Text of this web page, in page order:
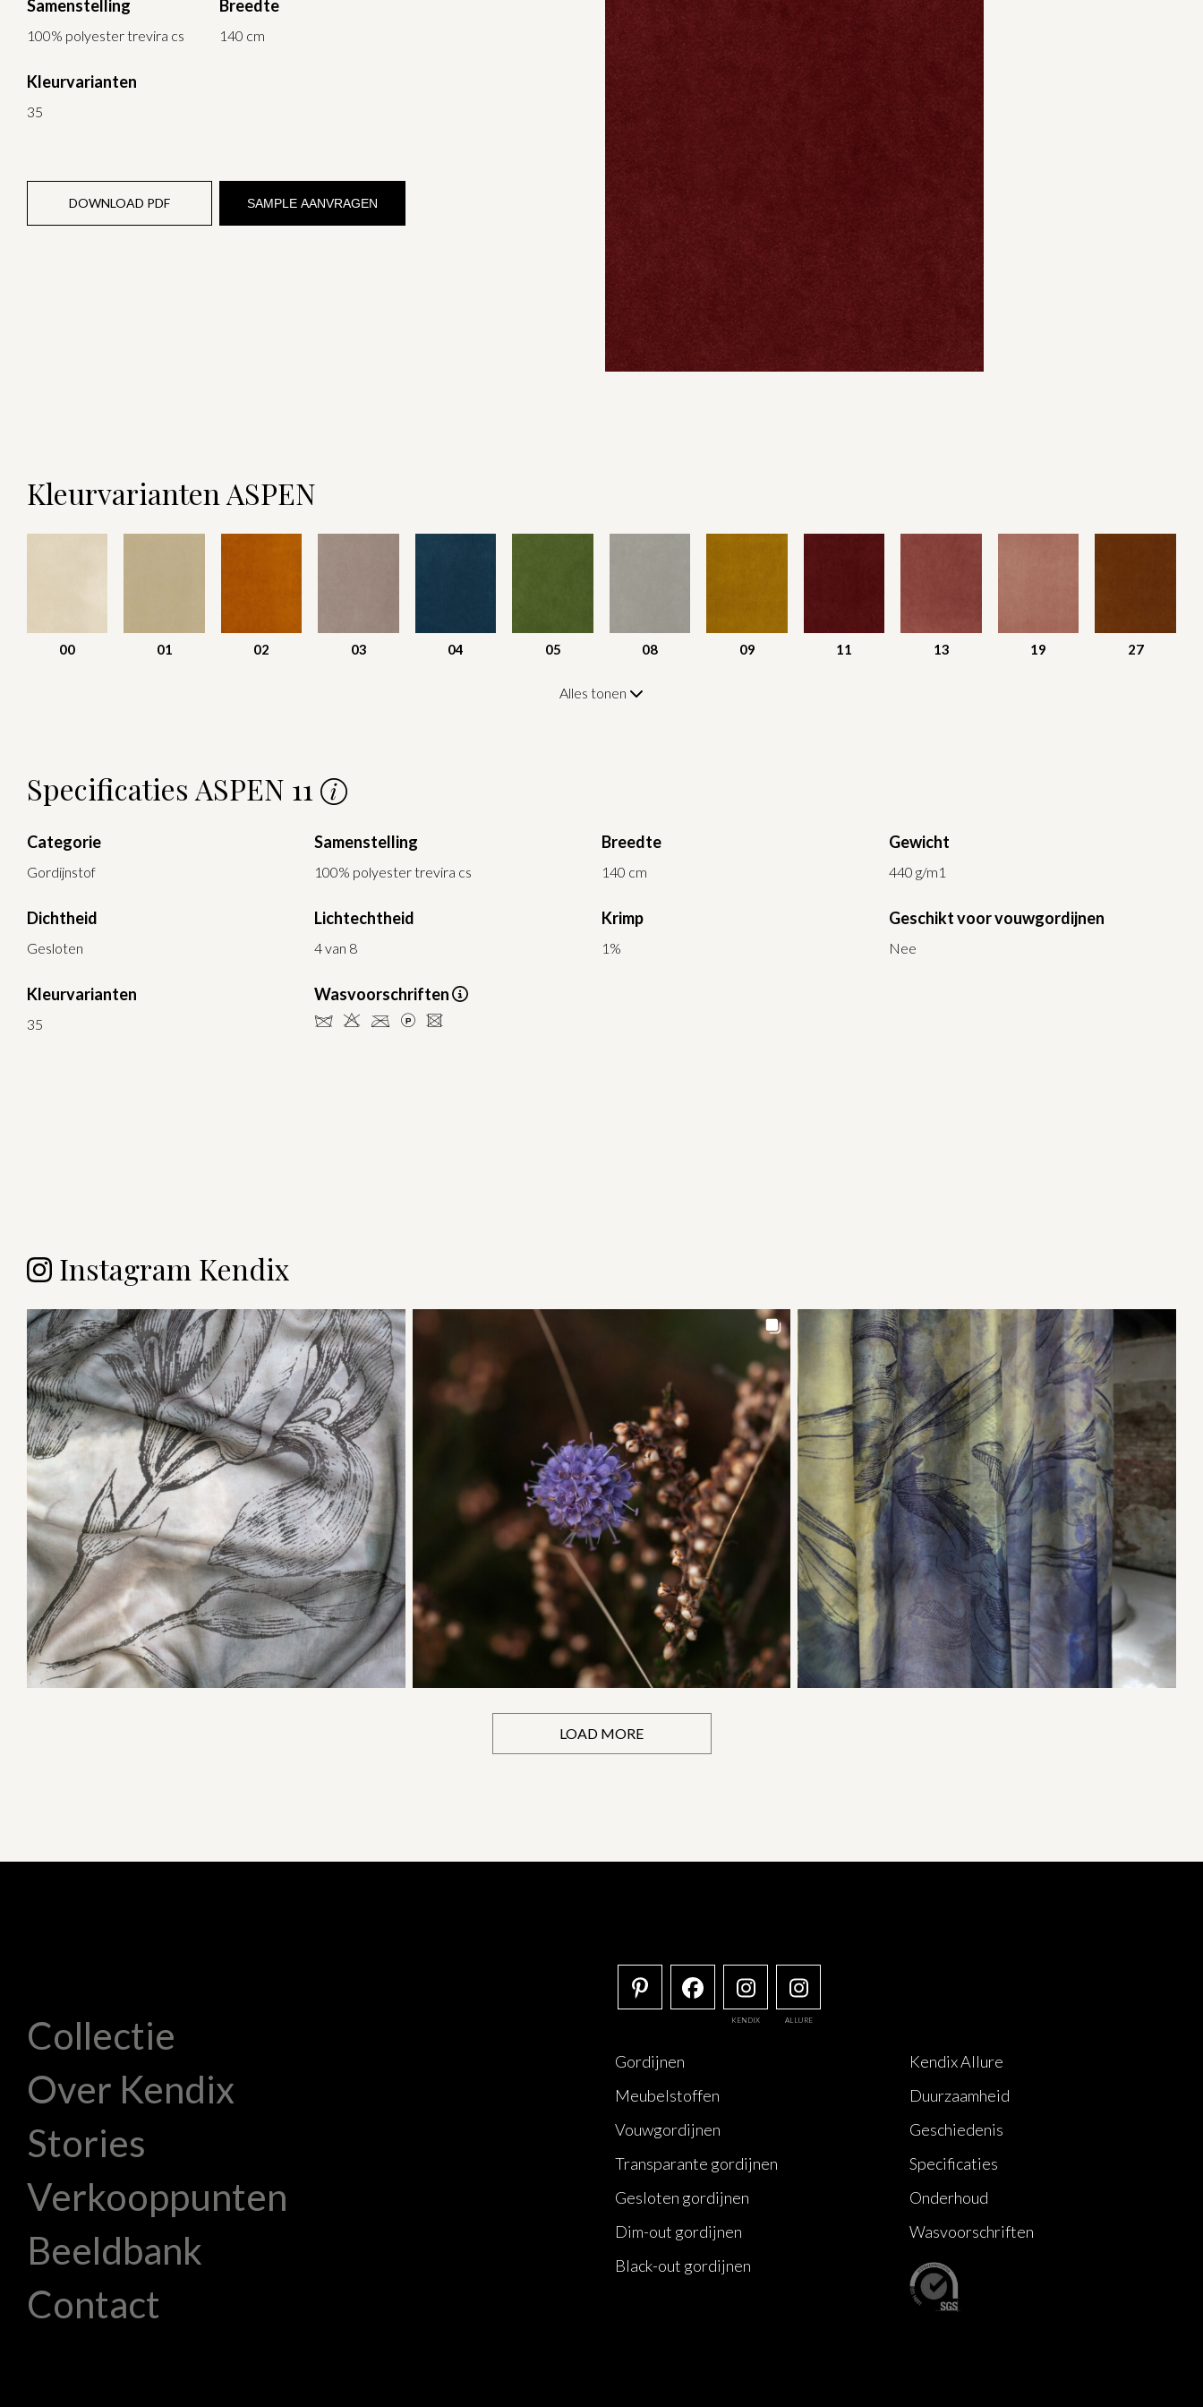
Samenstelling
100% polyester trevira cs
Breedte
140 cm
Kleurvarianten
35
DOWNLOAD PDF SAMPLE AANVRAGEN
Kleurvarianten ASPEN
00 01 02 03 04 05 08 09 11 13 19 27
Alles tonen
Specificaties ASPEN 11
Categorie
Gordijnstof
Samenstelling
100% polyester trevira cs
Breedte
140 cm
Gewicht
440 g/m1
Dichtheid
Gesloten
Lichtechtheid
4 van 8
Krimp
1%
Geschikt voor vouwgordijnen
Nee
Kleurvarianten
35
Wasvoorschriften
dHCLU
Instagram Kendix
LOAD MORE
Collectie
Over Kendix
Stories
Verkooppunten
Beeldbank
Contact
KENDIX ALLURE
Gordijnen
Meubelstoffen
Vouwgordijnen
Transparante gordijnen
Gesloten gordijnen
Dim-out gordijnen
Black-out gordijnen
Kendix Allure
Duurzaamheid
Geschiedenis
Specificaties
Onderhoud
Wasvoorschriften